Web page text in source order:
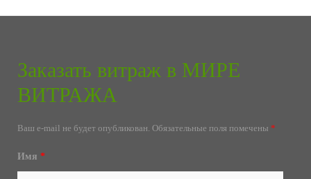
Заказать витраж в МИРЕ
ВИТРАЖА
Ваш e-mail не будет опубликован. Обязательные поля помечены *
Имя *